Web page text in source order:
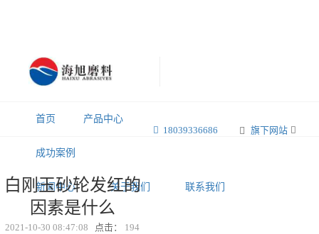
旗下网站
18039336686
首页 产品中心
成功案例
新闻中心 关于我们 联系我们
白刚玉砂轮发红的
因素是什么
2021-10-30 08:47:08 点击： 194